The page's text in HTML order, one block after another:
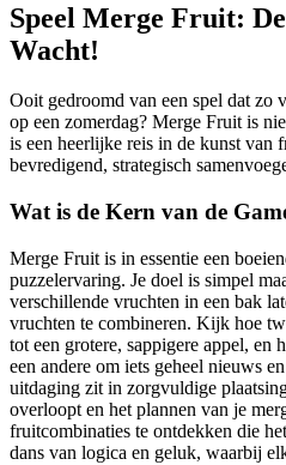
Speel Merge Fruit:
Wacht!
Ooit gedroomd van een spel dat zo
op een zomerdag? Merge Fruit is
is een heerlijke reis in de kunst van
bevredigend, strategisch
Wat is de Kern van de
Merge Fruit is in essentie een
puzzelervaring. Je doel is simpel
verschillende vruchten in een bak
vruchten te combineren. Kijk hoe
tot een grotere, sappigere appel, en
een andere om iets geheel nieuws
uitdaging zit in zorgvuldige
overloopt en het plannen van je
fruitcombinaties te ontdekken die
dans van logica en geluk, waarbij